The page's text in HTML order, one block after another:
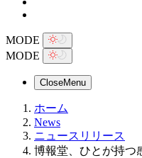
MODE
MODE
CloseMenu
ホーム
News
ニュースリリース
博報堂、ひとが持つ